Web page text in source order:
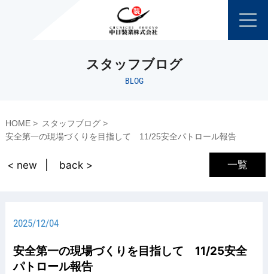
スタッフブログ
BLOG
HOME
スタッフブログ
安全第一の現場づくりを目指して 11/25安全パトロール報告
一覧
< new back >
2025/12/04
安全第一の現場づくりを目指して 11/25安全
パトロール報告